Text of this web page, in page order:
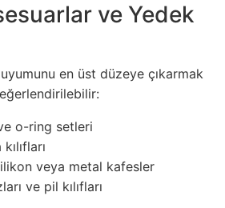
ve Yedek
en üst düzeye çıkarmak
o-ring setleri
veya metal kafesler
ve pil kılıfları